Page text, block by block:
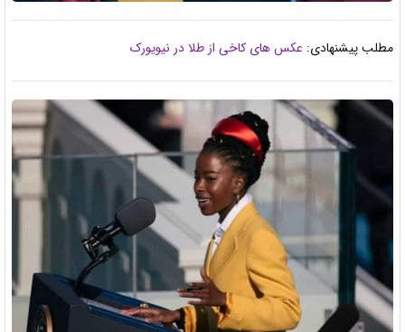
مطلب پیشنهادی: عکس های کاخی از طلا در نیویورک